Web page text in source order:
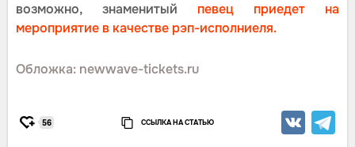
возможно, знаменитый певец приедет на
мероприятие в качестве рэп-исполниеля.
Обложка: newwave-tickets.ru
56 ССЫЛКА НА СТАТЬЮ